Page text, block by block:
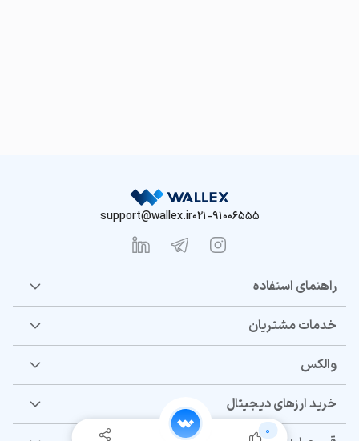
0
021-91006555
support@wallex.ir
راهنمای استفاده
خدمات مشتریان
والکس
خرید ارزهای دیجیتال